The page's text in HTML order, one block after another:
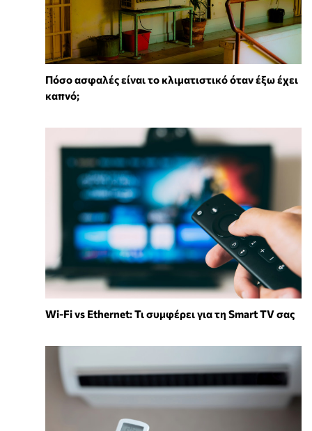
Πόσο ασφαλές είναι το κλιματιστικό όταν έξω έχει
καπνό;
Wi-Fi vs Ethernet: Τι συμφέρει για τη Smart TV σας